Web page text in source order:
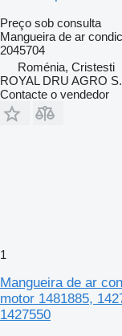
Preço sob consulta
Mangueira de ar
2045704
Roménia, Cristesti
ROYAL DRU AGRO
Contacte o vendedor
1
Mangueira de ar
motor 1481885,
1427550